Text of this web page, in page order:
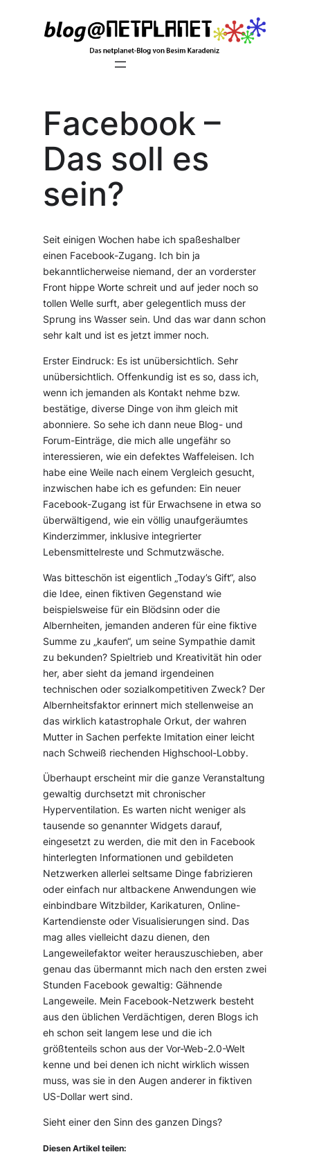
Facebook –
Das soll es
sein?
Seit einigen Wochen habe ich spaßeshalber
einen Facebook-Zugang. Ich bin ja
bekanntlicherweise niemand, der an vorderster
Front hippe Worte schreit und auf jeder noch so
tollen Welle surft, aber gelegentlich muss der
Sprung ins Wasser sein. Und das war dann schon
sehr kalt und ist es jetzt immer noch.
Erster Eindruck: Es ist unübersichtlich. Sehr
unübersichtlich. Offenkundig ist es so, dass ich,
wenn ich jemanden als Kontakt nehme bzw.
bestätige, diverse Dinge von ihm gleich mit
abonniere. So sehe ich dann neue Blog- und
Forum-Einträge, die mich alle ungefähr so
interessieren, wie ein defektes Waffeleisen. Ich
habe eine Weile nach einem Vergleich gesucht,
inzwischen habe ich es gefunden: Ein neuer
Facebook-Zugang ist für Erwachsene in etwa so
überwältigend, wie ein völlig unaufgeräumtes
Kinderzimmer, inklusive integrierter
Lebensmittelreste und Schmutzwäsche.
Was bitteschön ist eigentlich „Today’s Gift“, also
die Idee, einen fiktiven Gegenstand wie
beispielsweise für ein Blödsinn oder die
Albernheiten, jemanden anderen für eine fiktive
Summe zu „kaufen“, um seine Sympathie damit
zu bekunden? Spieltrieb und Kreativität hin oder
her, aber sieht da jemand irgendeinen
technischen oder sozialkompetitiven Zweck? Der
Albernheitsfaktor erinnert mich stellenweise an
das wirklich katastrophale Orkut, der wahren
Mutter in Sachen perfekte Imitation einer leicht
nach Schweiß riechenden Highschool-Lobby.
Überhaupt erscheint mir die ganze Veranstaltung
gewaltig durchsetzt mit chronischer
Hyperventilation. Es warten nicht weniger als
tausende so genannter Widgets darauf,
eingesetzt zu werden, die mit den in Facebook
hinterlegten Informationen und gebildeten
Netzwerken allerlei seltsame Dinge fabrizieren
oder einfach nur altbackene Anwendungen wie
einbindbare Witzbilder, Karikaturen, Online-
Kartendienste oder Visualisierungen sind. Das
mag alles vielleicht dazu dienen, den
Langeweilefaktor weiter herauszuschieben, aber
genau das übermannt mich nach den ersten zwei
Stunden Facebook gewaltig: Gähnende
Langeweile. Mein Facebook-Netzwerk besteht
aus den üblichen Verdächtigen, deren Blogs ich
eh schon seit langem lese und die ich
größtenteils schon aus der Vor-Web-2.0-Welt
kenne und bei denen ich nicht wirklich wissen
muss, was sie in den Augen anderer in fiktiven
US-Dollar wert sind.
Sieht einer den Sinn des ganzen Dings?
Diesen Artikel teilen: